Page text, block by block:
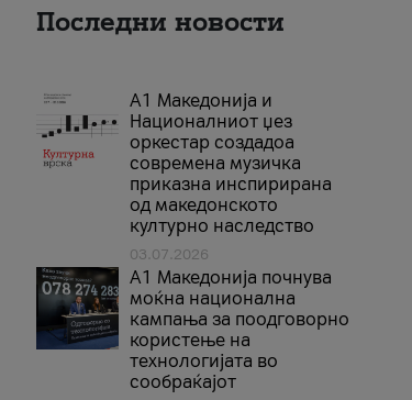
Последни новости
А1 Македонија и
Националниот џез
оркестар создадоа
современа музичка
приказна инспирирана
од македонското
културно наследство
03.07.2026
A1 Македонија почнува
моќна национална
кампања за поодговорно
користење на
технологијата во
сообраќајот